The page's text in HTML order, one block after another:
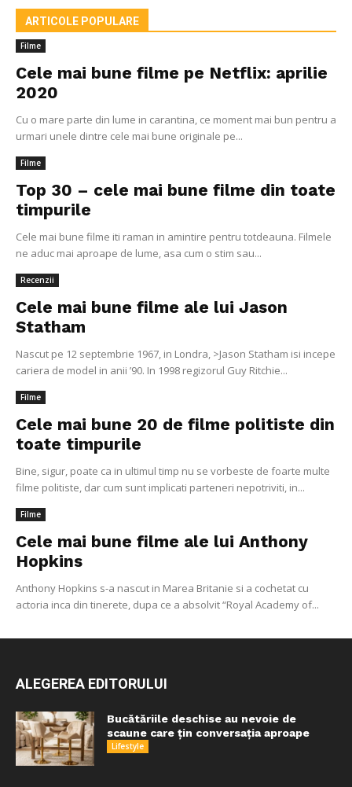
ARTICOLE POPULARE
Filme
Cele mai bune filme pe Netflix: aprilie
2020
Cu o mare parte din lume in carantina, ce moment mai bun pentru a
urmari unele dintre cele mai bune originale pe...
Filme
Top 30 – cele mai bune filme din toate
timpurile
Cele mai bune filme iti raman in amintire pentru totdeauna. Filmele
ne aduc mai aproape de lume, asa cum o stim sau...
Recenzii
Cele mai bune filme ale lui Jason
Statham
Nascut pe 12 septembrie 1967, in Londra, >Jason Statham isi incepe
cariera de model in anii ’90. In 1998 regizorul Guy Ritchie...
Filme
Cele mai bune 20 de filme politiste din
toate timpurile
Bine, sigur, poate ca in ultimul timp nu se vorbeste de foarte multe
filme politiste, dar cum sunt implicati parteneri nepotriviti, in...
Filme
Cele mai bune filme ale lui Anthony
Hopkins
Anthony Hopkins s-a nascut in Marea Britanie si a cochetat cu
actoria inca din tinerete, dupa ce a absolvit “Royal Academy of...
ALEGEREA EDITORULUI
Bucătăriile deschise au nevoie de
scaune care țin conversația aproape
Lifestyle